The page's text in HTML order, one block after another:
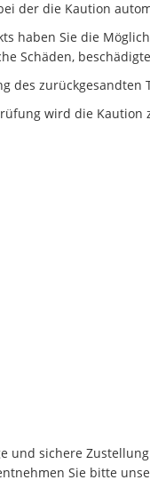
der die Kaution
haben Sie die
Schäden,
des
wird die Kaution
und sichere
Sie bitte